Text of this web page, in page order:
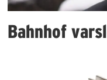
Bahnhof